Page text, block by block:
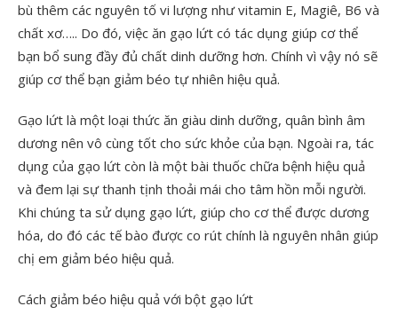
bù thêm các nguyên tố vi lượng như vitamin E, Magiê, B6 và
chất xơ….. Do đó, việc ăn gạo lứt có tác dụng giúp cơ thể
bạn bổ sung đầy đủ chất dinh dưỡng hơn. Chính vì vậy nó sẽ
giúp cơ thể bạn giảm béo tự nhiên hiệu quả.
Gạo lứt là một loại thức ăn giàu dinh dưỡng, quân bình âm
dương nên vô cùng tốt cho sức khỏe của bạn. Ngoài ra, tác
dụng của gạo lứt còn là một bài thuốc chữa bệnh hiệu quả
và đem lại sự thanh tịnh thoải mái cho tâm hồn mỗi người.
Khi chúng ta sử dụng gạo lứt, giúp cho cơ thể được dương
hóa, do đó các tế bào được co rút chính là nguyên nhân giúp
chị em giảm béo hiệu quả.
Cách giảm béo hiệu quả với bột gạo lứt